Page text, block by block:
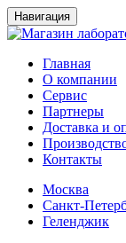
Навигация
Главная
О компании
Сервис
Партнеры
Доставка и
Контакты
Москва
Санкт-
Геленджик